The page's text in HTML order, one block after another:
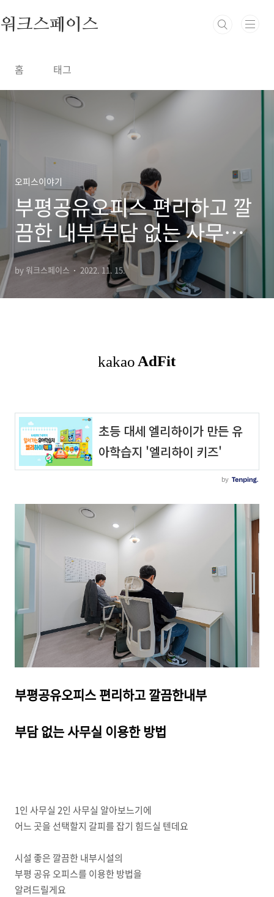
워크스페이스
홈 태그
오피스이야기
부평공유오피스 편리하고 깔
끔한 내부 부담 없는 사무실
이용한 방법
by 워크스페이스 2022. 11. 15.
부평공유오피스 편리하고 깔끔한내부
부담 없는 사무실 이용한 방법
1인 사무실 2인 사무실 알아보느기에
어느 곳을 선택할지 갈피를 잡기 힘드실 텐데요
시설 좋은 깔끔한 내부시설의
부평 공유 오피스를 이용한 방법을
알려드릴게요